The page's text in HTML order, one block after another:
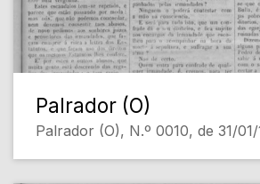
Palrador (O)
Palrador (O), N.º 0010, de 31/